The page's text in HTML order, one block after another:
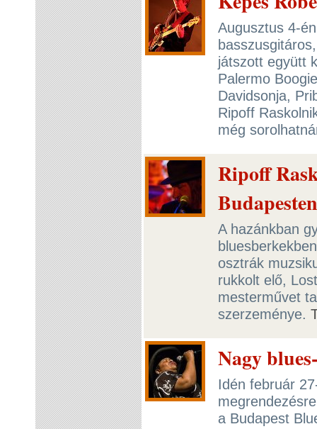
Augusztus 4-
játszott együtt
Palermo
Davidsonja,
Ripoff
még
Ripoff
Budapesten
A hazánkban
osztrák
rukkolt elő,
mesterművet
szerzeménye.
Nagy
Idén február
a Budapest